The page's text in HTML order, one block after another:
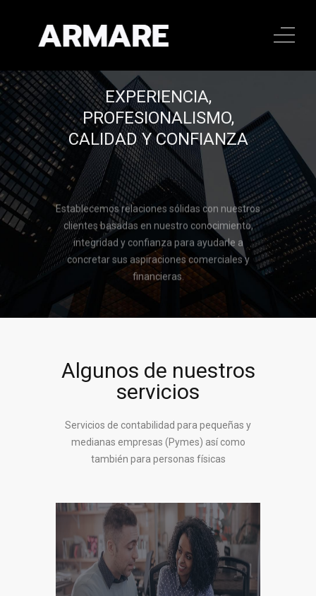
Llamar al 322 779 9188
EXPERIENCIA,
PROFESIONALISMO,
CALIDAD Y CONFIANZA
Establecemos relaciones sólidas con nuestros
clientes basadas en nuestro conocimiento,
integridad y confianza para ayudarle a
concretar sus aspiraciones comerciales y
financieras.
Llamar al 322 779 9188
Algunos de nuestros
servicios
Servicios de contabilidad para pequeñas y
medianas empresas (Pymes) así como
también para personas físicas